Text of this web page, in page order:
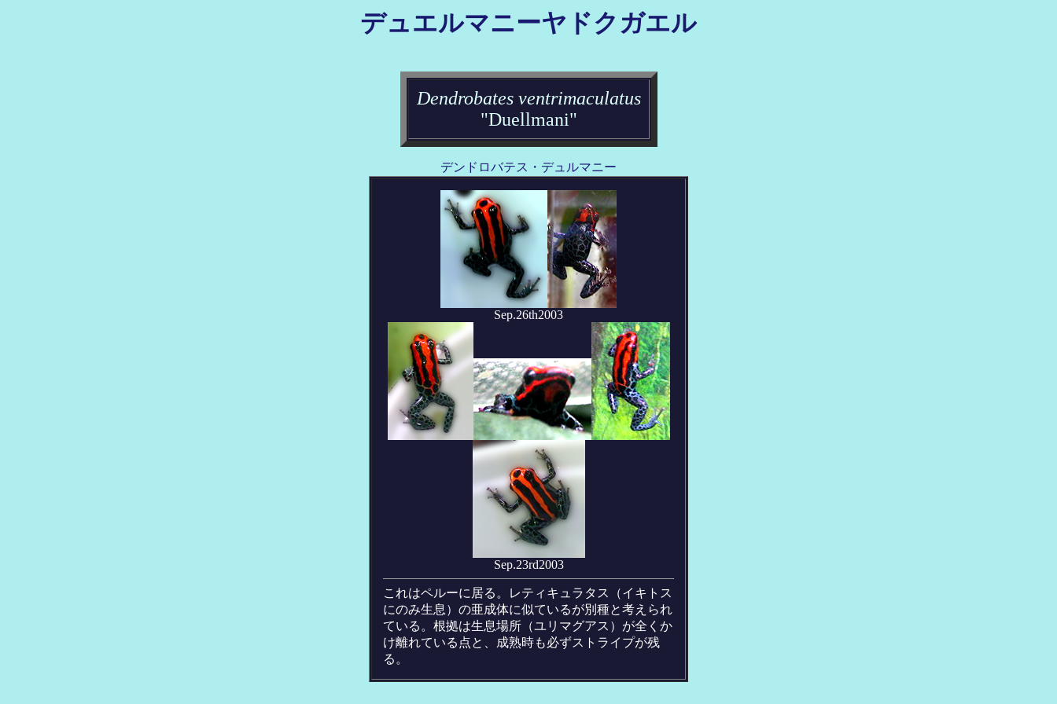
デュエルマニーヤドクガエル
Dendrobates ventrimaculatus
"Duellmani"
デンドロバテス・デュルマニー
Sep.26th2003
Sep.23rd2003
これはペルーに居る。レティキュラタス（イキトス
にのみ生息）の亜成体に似ているが別種と考えられ
ている。根拠は生息場所（ユリマグアス）が全くか
け離れている点と、成熟時も必ずストライプが残
る。